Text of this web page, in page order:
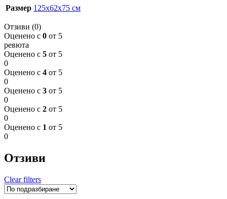
Размер 125x62x75 см
Отзиви (0)
Оценено с 0 от 5
ревюта
Оценено с 5 от 5
0
Оценено с 4 от 5
0
Оценено с 3 от 5
0
Оценено с 2 от 5
0
Оценено с 1 от 5
0
Отзиви
Clear filters